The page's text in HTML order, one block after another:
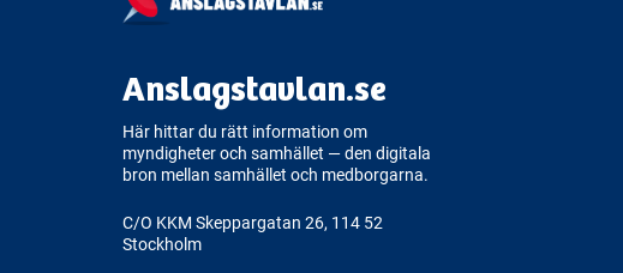
Anslagstavlan.se
Här hittar du rätt information om
myndigheter och samhället — den digitala
bron mellan samhället och medborgarna.
C/O KKM Skeppargatan 26, 114 52
Stockholm